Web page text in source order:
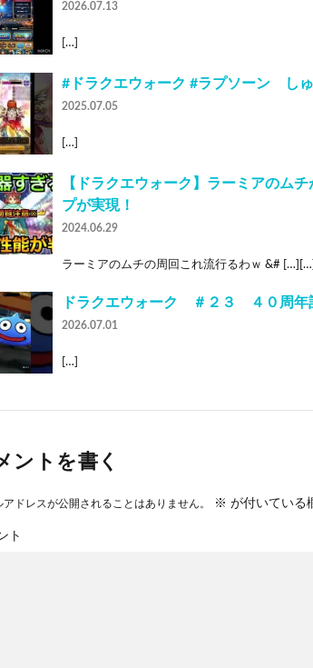
2026.07.13
[…]
#ドラクエウォーク #ラプソーン しゅ
2025.07.05
[…]
【ドラクエウォーク】ラーミアのム
プが実現！
2024.06.29
ラーミアのムチの周回これ流行るわｗ &# […][…]
ドラクエウォーク ＃２３ ４０周
2026.07.01
[…]
ントを書く
アドレスが公開されることはありません。 ※ が付いている
ト